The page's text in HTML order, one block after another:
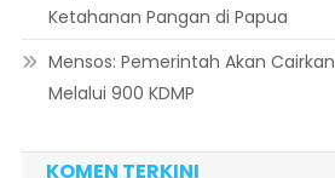
Ketahanan Pangan di Papua
Mensos: Pemerintah Akan Cairkan
Melalui 900 KDMP
KOMEN TERKINI